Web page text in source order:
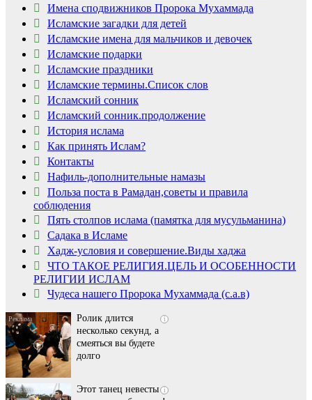
Имена сподвижников Пророка Мухаммада
Исламские загадки для детей
Исламские имена для мальчиков и девочек
Исламские подарки
Исламские праздники
Исламские термины.Список слов
Исламский сонник
Исламский сонник.продолжение
История ислама
Как принять Ислам?
Контакты
Нафиль-дополнительные намазы
Польза поста в Рамадан,советы и правила
соблюдения
Пять столпов ислама (памятка для мусульманина)
Садака в Исламе
Хадж-условия и совершение.Виды хаджа
ЧТО ТАКОЕ РЕЛИГИЯ.ЦЕЛЬ И ОСОБЕННОСТИ
РЕЛИГИИ ИСЛАМ
Чудеса нашего Пророка Мухаммада (с.а.в)
i
Скрытая камера на
пляже Крыма: Что
люди вытворяют, когда
их не видят...
i
Ролик длится
несколько секунд, а
смеяться вы будете
долго
i
Этот танец невесты